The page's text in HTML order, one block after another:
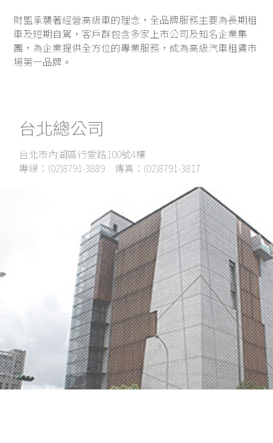
財盟承襲著經營高級車的理念，全品牌服務主要為長期租
車及短期自駕，客戶群包含多家上市公司及知名企業集
團， 為企業提供全方位的專業服務，成為高級汽車租賃市
場第一品牌。
台北總公司
台北市內湖區行愛路100號4樓
專線：(02)8791-3889 傳真：(02)8791-3817